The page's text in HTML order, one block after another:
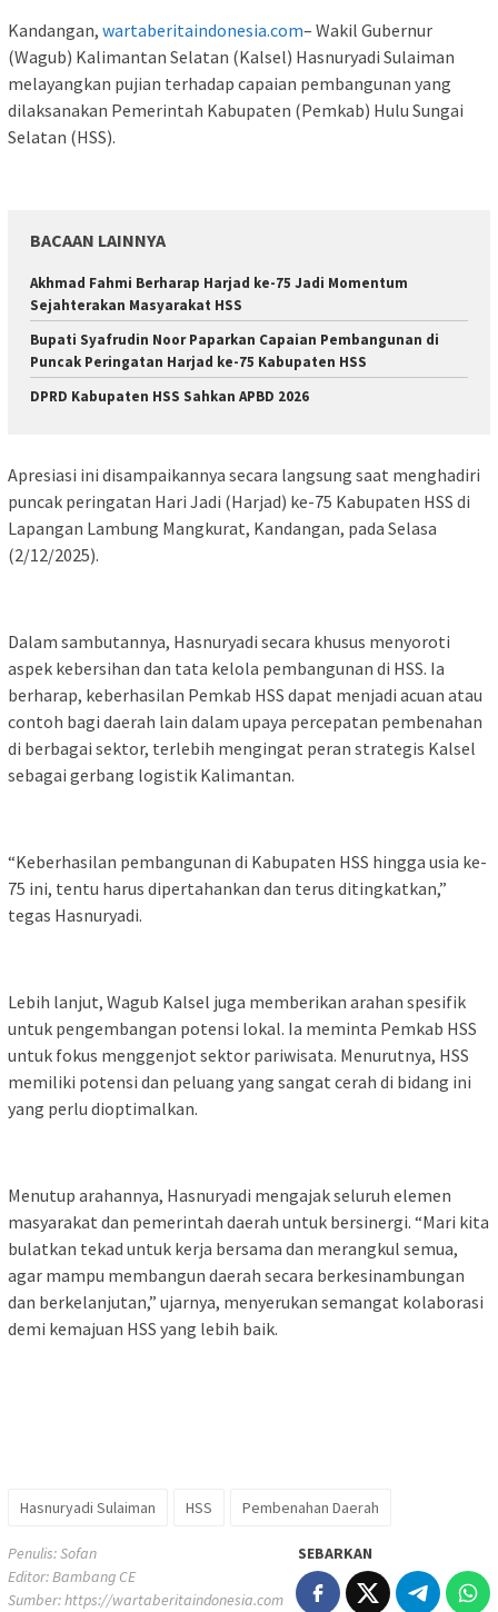
Kandangan, wartaberitaindonesia.com– Wakil Gubernur
(Wagub) Kalimantan Selatan (Kalsel) Hasnuryadi Sulaiman
melayangkan pujian terhadap capaian pembangunan yang
dilaksanakan Pemerintah Kabupaten (Pemkab) Hulu Sungai
Selatan (HSS).
BACAAN LAINNYA
Akhmad Fahmi Berharap Harjad ke-75 Jadi Momentum
Sejahterakan Masyarakat HSS
Bupati Syafrudin Noor Paparkan Capaian Pembangunan di
Puncak Peringatan Harjad ke-75 Kabupaten HSS
DPRD Kabupaten HSS Sahkan APBD 2026
Apresiasi ini disampaikannya secara langsung saat menghadiri
puncak peringatan Hari Jadi (Harjad) ke-75 Kabupaten HSS di
Lapangan Lambung Mangkurat, Kandangan, pada Selasa
(2/12/2025).
Dalam sambutannya, Hasnuryadi secara khusus menyoroti
aspek kebersihan dan tata kelola pembangunan di HSS. Ia
berharap, keberhasilan Pemkab HSS dapat menjadi acuan atau
contoh bagi daerah lain dalam upaya percepatan pembenahan
di berbagai sektor, terlebih mengingat peran strategis Kalsel
sebagai gerbang logistik Kalimantan.
“Keberhasilan pembangunan di Kabupaten HSS hingga usia ke-
75 ini, tentu harus dipertahankan dan terus ditingkatkan,”
tegas Hasnuryadi.
Lebih lanjut, Wagub Kalsel juga memberikan arahan spesifik
untuk pengembangan potensi lokal. Ia meminta Pemkab HSS
untuk fokus menggenjot sektor pariwisata. Menurutnya, HSS
memiliki potensi dan peluang yang sangat cerah di bidang ini
yang perlu dioptimalkan.
Menutup arahannya, Hasnuryadi mengajak seluruh elemen
masyarakat dan pemerintah daerah untuk bersinergi. “Mari kita
bulatkan tekad untuk kerja bersama dan merangkul semua,
agar mampu membangun daerah secara berkesinambungan
dan berkelanjutan,” ujarnya, menyerukan semangat kolaborasi
demi kemajuan HSS yang lebih baik.
Hasnuryadi Sulaiman HSS Pembenahan Daerah
Penulis: Sofan
Editor: Bambang CE
Sumber:https://wartaberitaindonesia.com
SEBARKAN